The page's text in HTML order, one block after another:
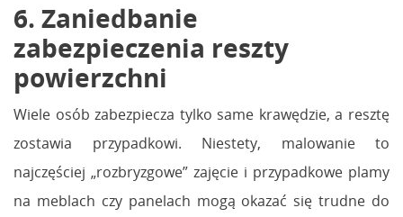
6. Zaniedbanie
zabezpieczenia reszty
powierzchni
Wiele osób zabezpiecza tylko same krawędzie, a resztę
zostawia przypadkowi. Niestety, malowanie to
najczęściej „rozbryzgowe” zajęcie i przypadkowe plamy
na meblach czy panelach mogą okazać się trudne do